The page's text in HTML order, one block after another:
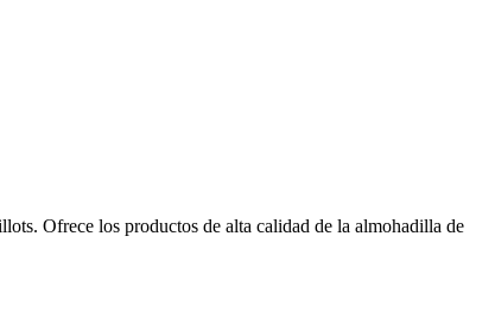
Ofrece los productos de alta calidad de la almohadilla de